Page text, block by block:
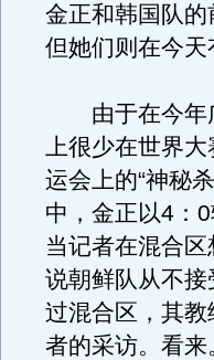
金正和韩国队
但她们则在今天
由于在今年广
上很少在世界
运会上的“神秘
中，金正以4：
当记者在混合
说朝鲜队从不
过混合区，其教
者的采访。看